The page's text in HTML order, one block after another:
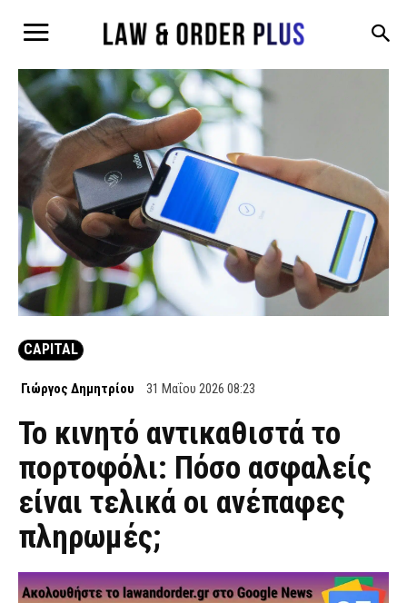
CAPITAL
Γιώργος Δημητρίου 31 Μαΐου 2026 08:23
Το κινητό αντικαθιστά το
πορτοφόλι: Πόσο ασφαλείς
είναι τελικά οι ανέπαφες
πληρωμές;